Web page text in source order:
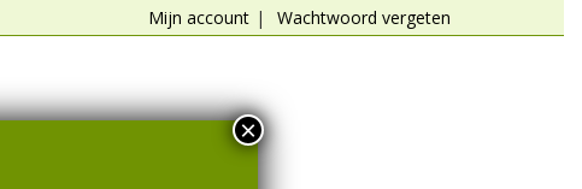
Mijn account Wachtwoord vergeten
×